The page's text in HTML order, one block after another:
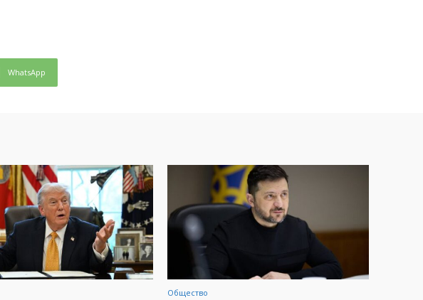
WhatsApp
Общество